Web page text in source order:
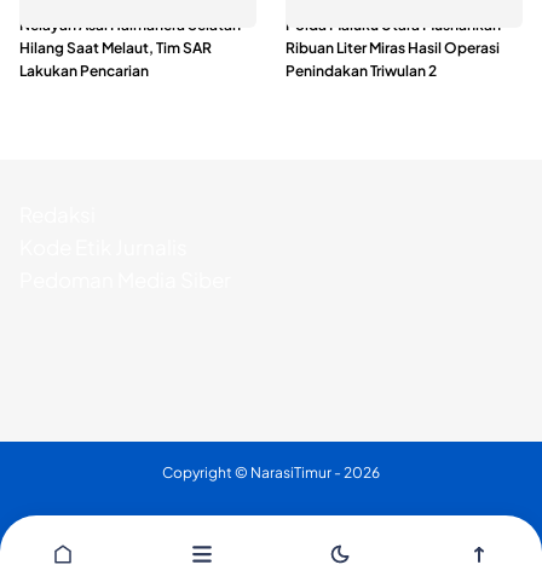
Nelayan Asal Halmahera Selatan
Hilang Saat Melaut, Tim SAR
Lakukan Pencarian
Polda Maluku Utara Musnahkan
Ribuan Liter Miras Hasil Operasi
Penindakan Triwulan 2
Copyright © NarasiTimur - 2026